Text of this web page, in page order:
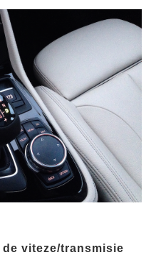
viteze/transmisie